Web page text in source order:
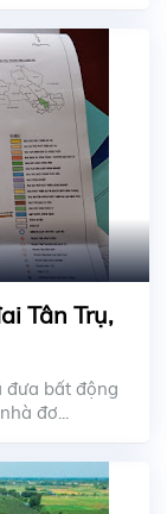
Tân Trụ,
đưa bất động
đơ...